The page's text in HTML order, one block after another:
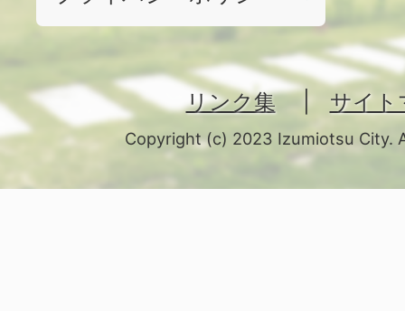
リンク集 サイト
Copyright (c) 2023 Izumiotsu City.